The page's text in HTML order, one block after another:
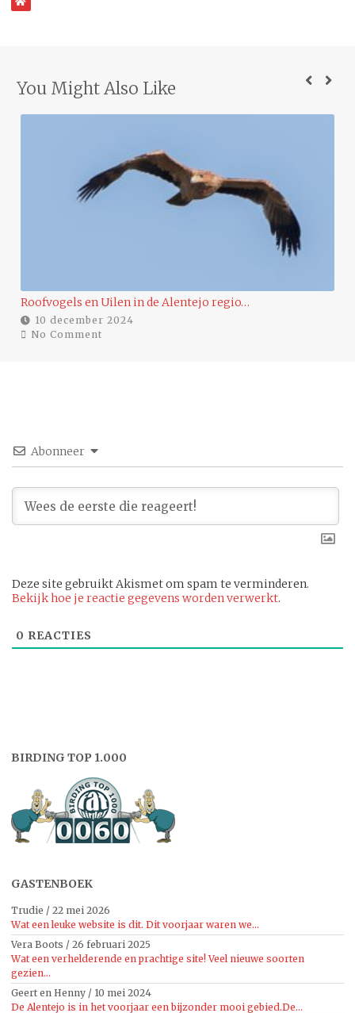
You Might Also Like
en Uilen in de Alentejo regio…
2024
Abonneer
Deze site gebruikt Akismet om spam te verminderen.
Bekijk hoe je reactie gegevens worden verwerkt.
0 REACTIES
BIRDING TOP 1.000
GASTENBOEK
Trudie / 22 mei 2026
Wat een leuke website is dit. Dit voorjaar waren we...
Vera Boots / 26 februari 2025
Wat een verhelderende en prachtige site! Veel nieuwe soorten
gezien...
Geert en Henny / 10 mei 2024
De Alentejo is in het voorjaar een bijzonder mooi gebied.De...